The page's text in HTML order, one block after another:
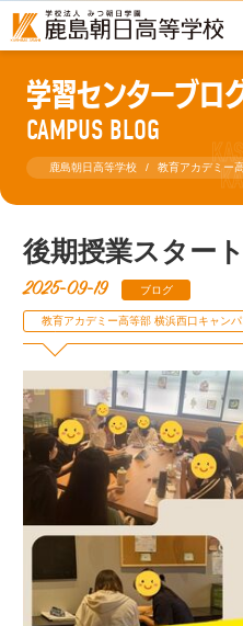
学習センターブロ
CAMPUS BLOG
鹿島朝日高等学校 教育アカデミー
後期授業スター
2025-09-19 ブログ
教育アカデミー高等部 横浜西口キャンパ